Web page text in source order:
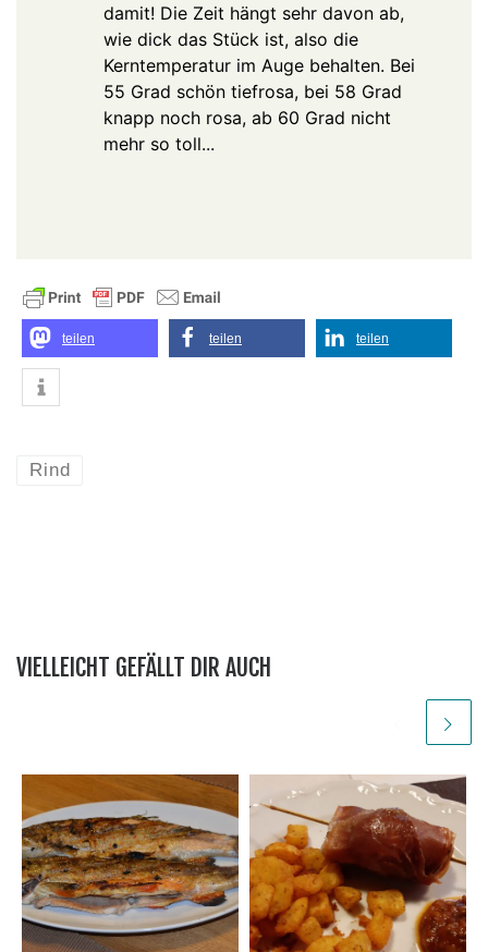
damit! Die Zeit hängt sehr davon ab,
wie dick das Stück ist, also die
Kerntemperatur im Auge behalten. Bei
55 Grad schön tiefrosa, bei 58 Grad
knapp noch rosa, ab 60 Grad nicht
mehr so toll...
teilen teilen teilen
Rind
VIELLEICHT GEFÄLLT DIR AUCH